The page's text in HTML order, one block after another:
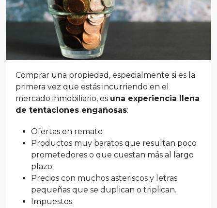
Comprar una propiedad, especialmente si es la
primera vez que estás incurriendo en el
mercado inmobiliario, es una experiencia llena
de tentaciones engañosas:
Ofertas en remate
Productos muy baratos que resultan poco
prometedores o que cuestan más al largo
plazo.
Precios con muchos asteriscos y letras
pequeñas que se duplican o triplican.
Impuestos.